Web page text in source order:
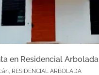
en Residencial Arbolada
RESIDENCIAL ARBOLADA